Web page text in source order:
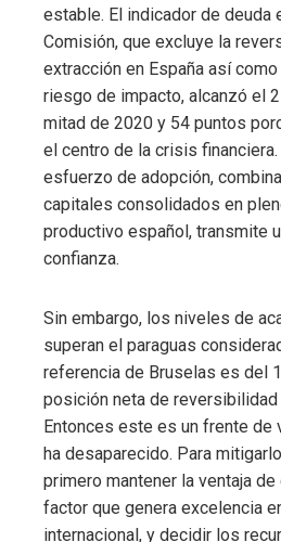
estable. El indicador de deuda
Comisión, que excluye la
extracción en España así
riesgo de impacto, alcanzó el
mitad de 2020 y 54 puntos
el centro de la crisis
esfuerzo de adopción,
capitales consolidados en
productivo español, transmite
confianza.
Sin embargo, los niveles de
superan el paraguas
referencia de Bruselas es del
posición neta de reversibilidad
Entonces este es un frente de
ha desaparecido. Para
primero mantener la ventaja
factor que genera excelencia
internacional, y decidir los